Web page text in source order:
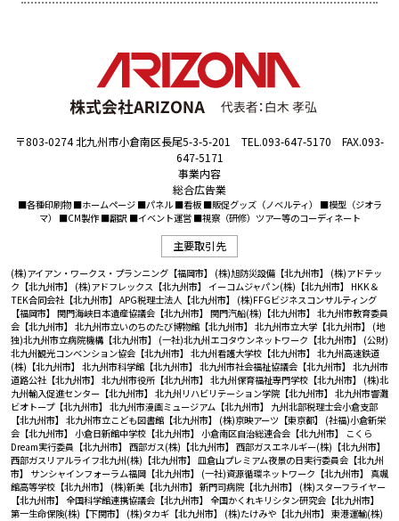
〒803-0274 北九州市小倉南区長尾5-3-5-201 TEL.093-647-5170 FAX.093-
647-5171
事業内容
総合広告業
■各種印刷物 ■ホームページ ■パネル ■看板 ■販促グッズ（ノベルティ） ■模型（ジオラ
マ） ■CM製作 ■翻訳 ■イベント運営 ■視察（研修）ツアー等のコーディネート
主要取引先
(株)アイアン・ワークス・プランニング【福岡市】 (株)旭防災設備【北九州市】 (株)アドテッ
ク【北九州市】 (株)アドフレックス【北九州市】 イーコムジャパン(株)【北九州市】 HKK＆
TEK合同会社【北九州市】 APG税理士法人【北九州市】 (株)FFGビジネスコンサルティング
【福岡市】 関門海峡日本遺産協議会【北九州市】 関門汽船(株)【北九州市】 北九州市教育委員
会【北九州市】 北九州市立いのちのたび博物館【北九州市】 北九州市立大学【北九州市】 (地
独)北九州市立病院機構【北九州市】 (一社)北九州エコタウンネットワーク【北九州市】 (公財)
北九州観光コンベンション協会【北九州市】 北九州看護大学校【北九州市】 北九州高速鉄道
(株)【北九州市】 北九州市科学館【北九州市】 北九州市社会福祉協議会【北九州市】 北九州市
道路公社【北九州市】 北九州市役所【北九州市】 北九州保育福祉専門学校【北九州市】 (株)北
九州輸入促進センター【北九州市】 北九州リハビリテーション学院【北九州市】 北九州市響灘
ビオトープ【北九州市】 北九州市漫画ミュージアム【北九州市】 九州北部税理士会小倉支部
【北九州市】 北九州市立こども図書館【北九州市】 (株)京映アーツ【東京都】 (社福)小倉新栄
会【北九州市】 小倉日新館中学校【北九州市】 小倉南区自治総連合会【北九州市】
こくら
Dream実行委員【北九州市】 西部ガス(株)【北九州市】 西部ガスエネルギー(株)【北九州市】
西部ガスリアルライフ北九州(株)【北九州市】 皿倉山プレミアム夜景の日実行委員会【北九州
市】 サンシャインフォーラム福岡【北九州市】 (一社)資源循環ネットワーク【北九州市】 真颯
館高等学校【北九州市】 (株)新美【北九州市】 新門司病院【北九州市】 (株)スターフライヤー
【北九州市】 全国科学館連携協議会【北九州市】 全国かくれキリシタン研究会【北九州市】
第一生命保険(株)【下関市】 (株)タカギ【北九州市】 (株)たけみや【北九州市】 東港運輸(株)